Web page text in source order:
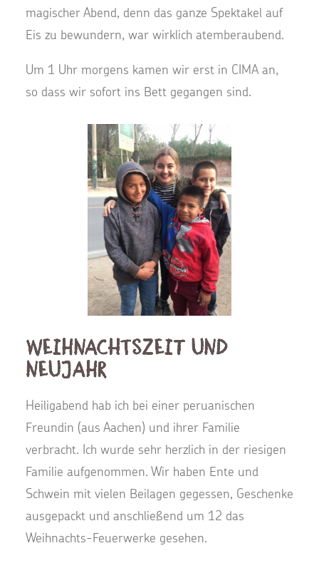
magischer Abend, denn das ganze Spektakel auf
Eis zu bewundern, war wirklich atemberaubend.
Um 1 Uhr morgens kamen wir erst in CIMA an,
so dass wir sofort ins Bett gegangen sind.
Weihnachtszeit und
Neujahr
Heiligabend hab ich bei einer peruanischen
Freundin (aus Aachen) und ihrer Familie
verbracht. Ich wurde sehr herzlich in der riesigen
Familie aufgenommen. Wir haben Ente und
Schwein mit vielen Beilagen gegessen, Geschenke
ausgepackt und anschließend um 12 das
Weihnachts-Feuerwerke gesehen.